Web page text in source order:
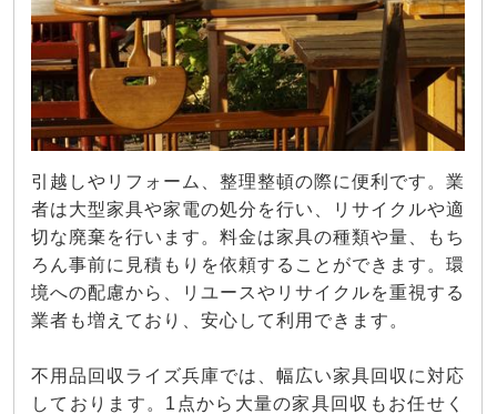
引越しやリフォーム、整理整頓の際に便利です。業
者は大型家具や家電の処分を行い、リサイクルや適
切な廃棄を行います。料金は家具の種類や量、もち
ろん事前に見積もりを依頼することができます。環
境への配慮から、リユースやリサイクルを重視する
業者も増えており、安心して利用できます。
不用品回収ライズ兵庫では、幅広い家具回収に対応
しております。1点から大量の家具回収もお任せく